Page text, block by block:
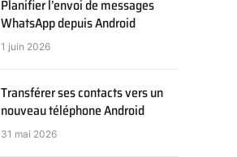
Planifier l’envoi de messages
WhatsApp depuis Android
1 juin 2026
Transférer ses contacts vers un
nouveau téléphone Android
31 mai 2026